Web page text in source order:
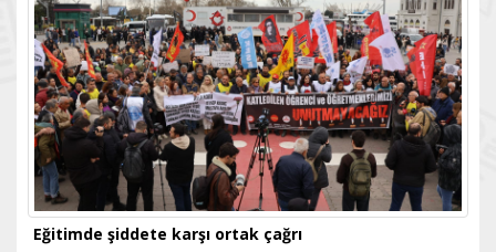
Eğitimde şiddete karşı ortak çağrı